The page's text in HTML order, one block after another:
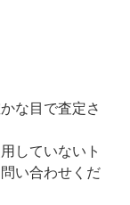
な目で査定さ
していないト
い合わせくだ